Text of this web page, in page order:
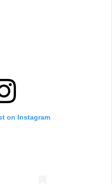
on Instagram